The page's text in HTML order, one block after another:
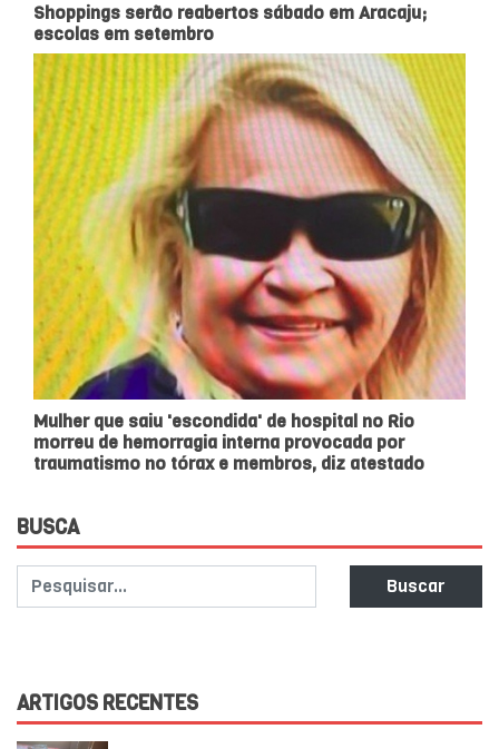
Shoppings serão reabertos sábado em Aracaju;
escolas em setembro
Mulher que saiu 'escondida' de hospital no Rio
morreu de hemorragia interna provocada por
traumatismo no tórax e membros, diz atestado
BUSCA
Buscar
ARTIGOS RECENTES